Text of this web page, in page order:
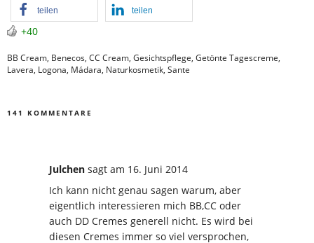
teilen teilen
+40
BB Cream, Benecos, CC Cream, Gesichtspflege, Getönte Tagescreme,
Lavera, Logona, Mádara, Naturkosmetik, Sante
141 KOMMENTARE
Julchen sagt am 16. Juni 2014
Ich kann nicht genau sagen warum, aber
eigentlich interessieren mich BB,CC oder
auch DD Cremes generell nicht. Es wird bei
diesen Cremes immer so viel versprochen,